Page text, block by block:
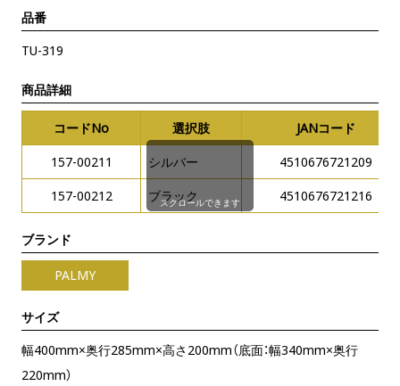
品番
TU-319
商品詳細
コードNo 選択肢
JANコード
157-00211
シルバー
4510676721209
157-00212
ブラック 4510676721216
スクロールできます
ブランド
PALMY
サイズ
幅400mm×奥行285mm×高さ200mm（底面：幅340mm×奥行
220mm）